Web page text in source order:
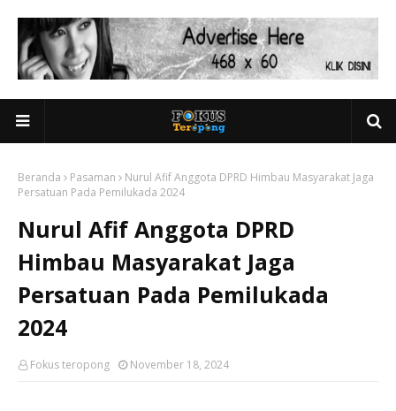
Beranda Pasaman
Nurul Afif Anggota DPRD Himbau Masyarakat Jaga
Persatuan Pada Pemilukada 2024
Nurul Afif Anggota DPRD
Himbau Masyarakat Jaga
Persatuan Pada Pemilukada
2024
Fokus teropong November 18, 2024